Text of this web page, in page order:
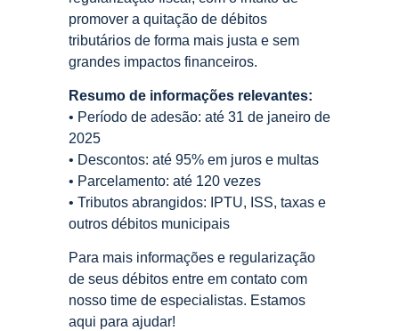
promover a quitação de débitos
tributários de forma mais justa e sem
grandes impactos financeiros.
Resumo de informações relevantes:
• Período de adesão: até 31 de janeiro de
2025
• Descontos: até 95% em juros e multas
• Parcelamento: até 120 vezes
• Tributos abrangidos: IPTU, ISS, taxas e
outros débitos municipais
Para mais informações e regularização
de seus débitos entre em contato com
nosso time de especialistas. Estamos
aqui para ajudar!